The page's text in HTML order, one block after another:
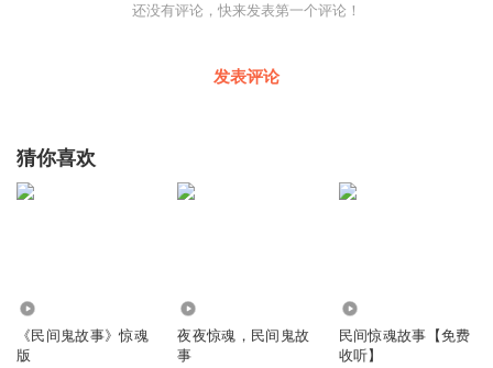
还没有评论，快来发表第一个评论！
发表评论
猜你喜欢
《民间鬼故事》惊魂
版
夜夜惊魂，民间鬼故
事
民间惊魂故事【免费
收听】